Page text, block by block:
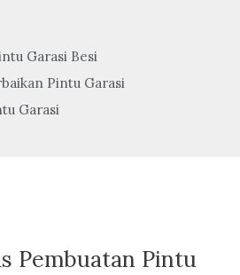
Garasi Besi
Pintu Garasi
Garasi
Pembuatan Pintu